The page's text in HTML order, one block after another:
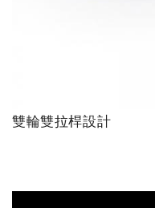
雙輪雙拉桿設計